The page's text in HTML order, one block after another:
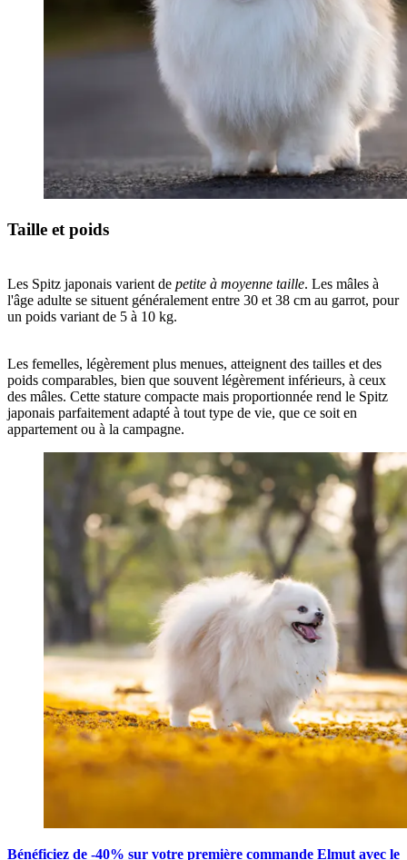
Taille et poids
Les Spitz japonais varient de petite à moyenne taille. Les mâles à
l'âge adulte se situent généralement entre 30 et 38 cm au garrot, pour
un poids variant de 5 à 10 kg.
Les femelles, légèrement plus menues, atteignent des tailles et des
poids comparables, bien que souvent légèrement inférieurs, à ceux
des mâles. Cette stature compacte mais proportionnée rend le Spitz
japonais parfaitement adapté à tout type de vie, que ce soit en
appartement ou à la campagne.
Bénéficiez de -40% sur votre première commande Elmut avec le